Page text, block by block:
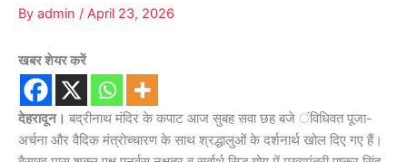
By admin / April 23, 2026
खबर शेयर करें
देहरादून। बद्रीनाथ मंदिर के कपाट आज सुबह सवा छह बजे ंविधिवत पूजा-
अर्चना और वैदिक मंत्रोच्चारण के साथ श्रद्धालुओं के दर्शनार्थ खोल दिए गए हैं।